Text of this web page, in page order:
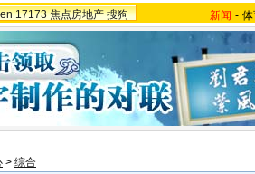
17173 焦点房地产 搜狗 新闻 -
> 综合